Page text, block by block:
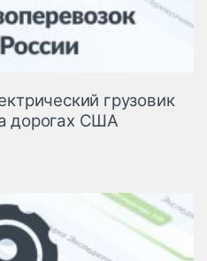
грузовик
дорогах США